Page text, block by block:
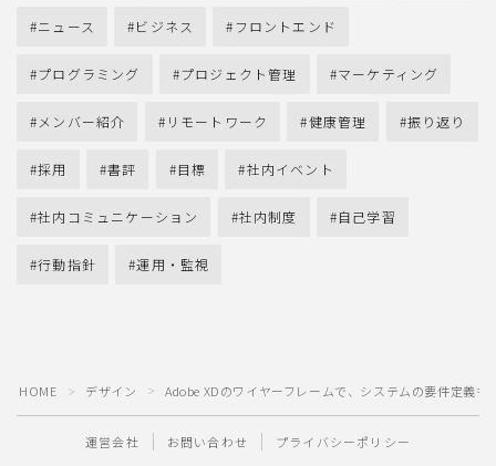
ニュース ビジネス フロントエンド
プログラミング プロジェクト管理 マーケティング
メンバー紹介 リモートワーク 健康管理 振り返り
採用 書評 目標 社内イベント
社内コミュニケーション 社内制度 自己学習
行動指針 運用・監視
HOME ＞ デザイン ＞ Adobe XDのワイヤーフレームで、システムの要件定義も
運営会社 お問い合わせ プライバシーポリシー